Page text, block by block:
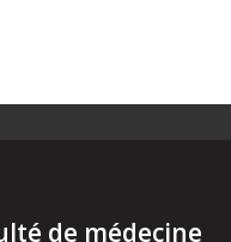
de médecine